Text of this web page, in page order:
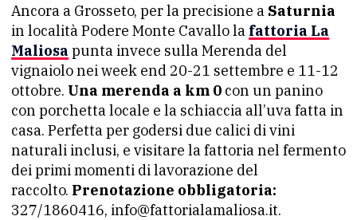
Ancora a Grosseto, per la precisione a Saturnia
in località Podere Monte Cavallo la fattoria La
Maliosa punta invece sulla Merenda del
vignaiolo nei week end 20-21 settembre e 11-12
ottobre. Una merenda a km 0 con un panino
con porchetta locale e la schiaccia all’uva fatta in
casa. Perfetta per godersi due calici di vini
naturali inclusi, e visitare la fattoria nel fermento
dei primi momenti di lavorazione del
raccolto. Prenotazione obbligatoria:
327/1860416, info@fattorialamaliosa.it.